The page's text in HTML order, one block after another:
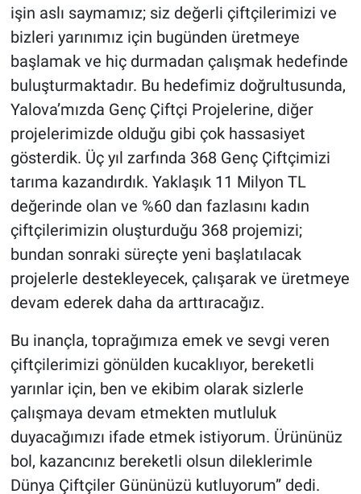
işin aslı saymamız; siz değerli çiftçilerimizi ve
bizleri yarınımız için bugünden üretmeye
başlamak ve hiç durmadan çalışmak hedefinde
buluşturmaktadır. Bu hedefimiz doğrultusunda,
Yalova’mızda Genç Çiftçi Projelerine, diğer
projelerimizde olduğu gibi çok hassasiyet
gösterdik. Üç yıl zarfında 368 Genç Çiftçimizi
tarıma kazandırdık. Yaklaşık 11 Milyon TL
değerinde olan ve %60 dan fazlasını kadın
çiftçilerimizin oluşturduğu 368 projemizi;
bundan sonraki süreçte yeni başlatılacak
projelerle destekleyecek, çalışarak ve üretmeye
devam ederek daha da arttıracağız.
Bu inançla, toprağımıza emek ve sevgi veren
çiftçilerimizi gönülden kucaklıyor, bereketli
yarınlar için, ben ve ekibim olarak sizlerle
çalışmaya devam etmekten mutluluk
duyacağımızı ifade etmek istiyorum. Ürününüz
bol, kazancınız bereketli olsun dileklerimle
Dünya Çiftçiler Gününüzü kutluyorum” dedi.